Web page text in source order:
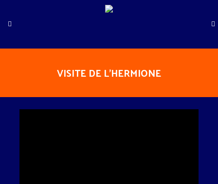
VISITE DE L’HERMIONE
DEPART de FOURAS 17450